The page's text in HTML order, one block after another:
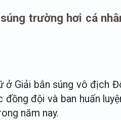
trường hơi cá
Giải bắn súng vô địch
đội và ban huấn
năm nay.